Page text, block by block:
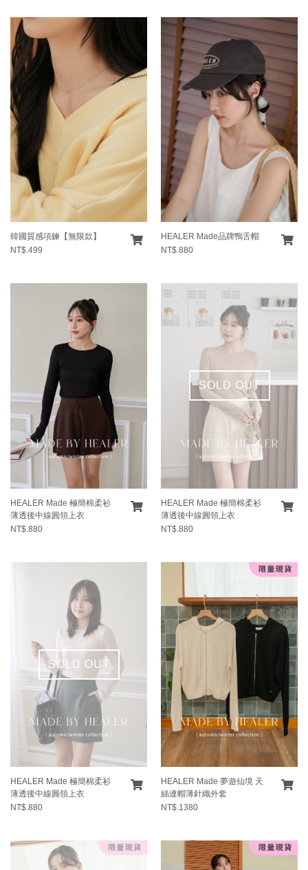
韓國質感項鍊【無限款】
NT$.499
HEALER Made品牌鴨舌帽
NT$.880
HEALER Made 極簡棉柔衫
薄透後中線圓領上衣
NT$.880
SOLD OUT
HEALER Made 極簡棉柔衫
薄透後中線圓領上衣
NT$.880
SOLD OUT
HEALER Made 極簡棉柔衫
薄透後中線圓領上衣
NT$.880
HEALER Made 夢遊仙境 天
絲連帽薄針織外套
NT$.1380